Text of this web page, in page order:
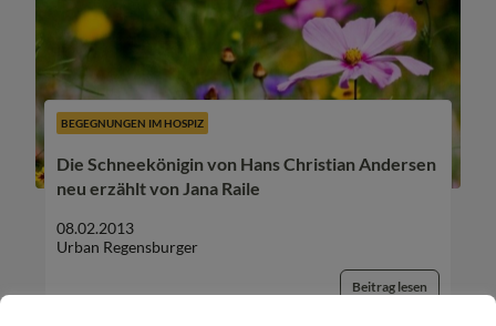
BEGEGNUNGEN IM HOSPIZ
Die Schneekönigin von Hans Christian Andersen
neu erzählt von Jana Raile
08.02.2013
Urban Regensburger
Beitrag lesen